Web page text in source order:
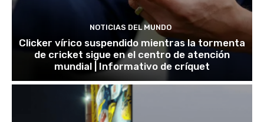
NOTICIAS DEL MUNDO
Clicker vírico suspendido mientras la tormenta
de cricket sigue en el centro de atención
mundial | Informativo de críquet